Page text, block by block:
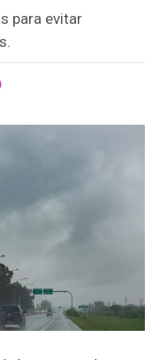
para evitar